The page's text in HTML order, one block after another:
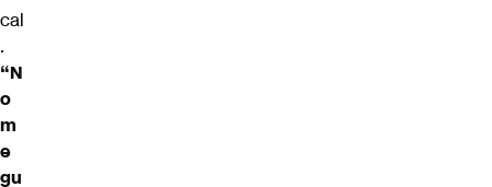
cal
.
“N
o
m
e
gu